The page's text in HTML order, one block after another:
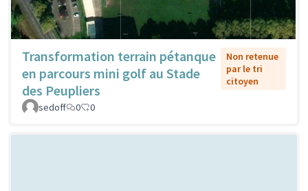
Transformation terrain pétanque
en parcours mini golf au Stade
des Peupliers
Non retenue
par le tri
citoyen
sedoff 0 0